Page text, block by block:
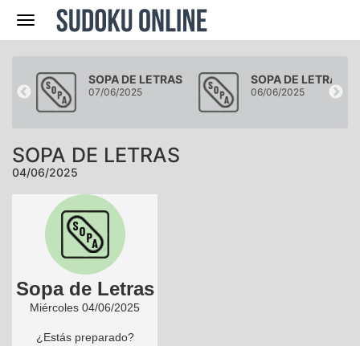
Navegación
SOPA DE LETRAS
07/06/2025
SOPA DE LETRAS
06/06/2025
SOPA DE LETRAS
04/06/2025
Sopa de Letras
Miércoles 04/06/2025
¿Estás preparado?